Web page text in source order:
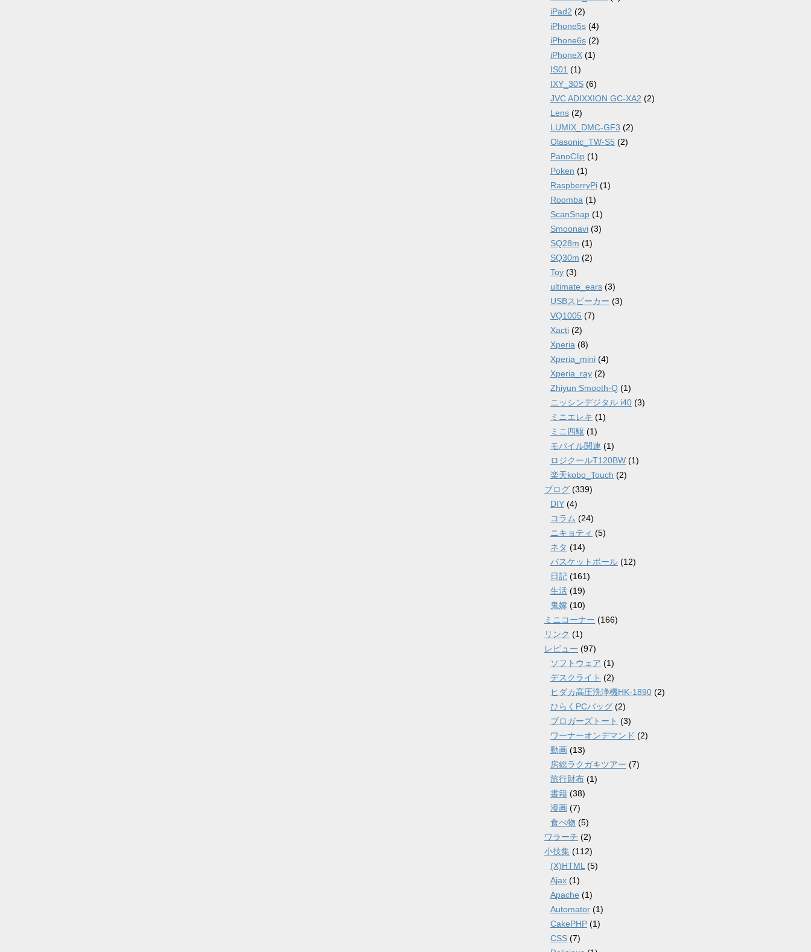
iPad2 (2)
iPhone5s (4)
iPhone6s (2)
iPhoneX (1)
IS01 (1)
IXY_30S (6)
JVC ADIXXION GC-XA2 (2)
Lens (2)
LUMIX_DMC-GF3 (2)
Olasonic_TW-S5 (2)
PanoClip (1)
Poken (1)
RaspberryPi (1)
Roomba (1)
ScanSnap (1)
Smoonavi (3)
SQ28m (1)
SQ30m (2)
Toy (3)
ultimate_ears (3)
USBスピーカー (3)
VQ1005 (7)
Xacti (2)
Xperia (8)
Xperia_mini (4)
Xperia_ray (2)
Zhiyun Smooth-Q (1)
ニッシンデジタル i40 (3)
ミニエレキ (1)
ミニ四駆 (1)
モバイル関連 (1)
ロジクールT120BW (1)
楽天kobo_Touch (2)
ブログ (339)
DIY (4)
コラム (24)
ニキョティ (5)
ネタ (14)
バスケットボール (12)
日記 (161)
生活 (19)
鬼嫁 (10)
ミニコーナー (166)
リンク (1)
レビュー (97)
ソフトウェア (1)
デスクライト (2)
ヒダカ高圧洗浄機HK-1890 (2)
ひらくPCバッグ (2)
ブロガーズトート (3)
ワーナーオンデマンド (2)
動画 (13)
房総ラクガキツアー (7)
旅行財布 (1)
書籍 (38)
漫画 (7)
食べ物 (5)
ワラーチ (2)
小技集 (112)
(X)HTML (5)
Ajax (1)
Apache (1)
Automator (1)
CakePHP (1)
CSS (7)